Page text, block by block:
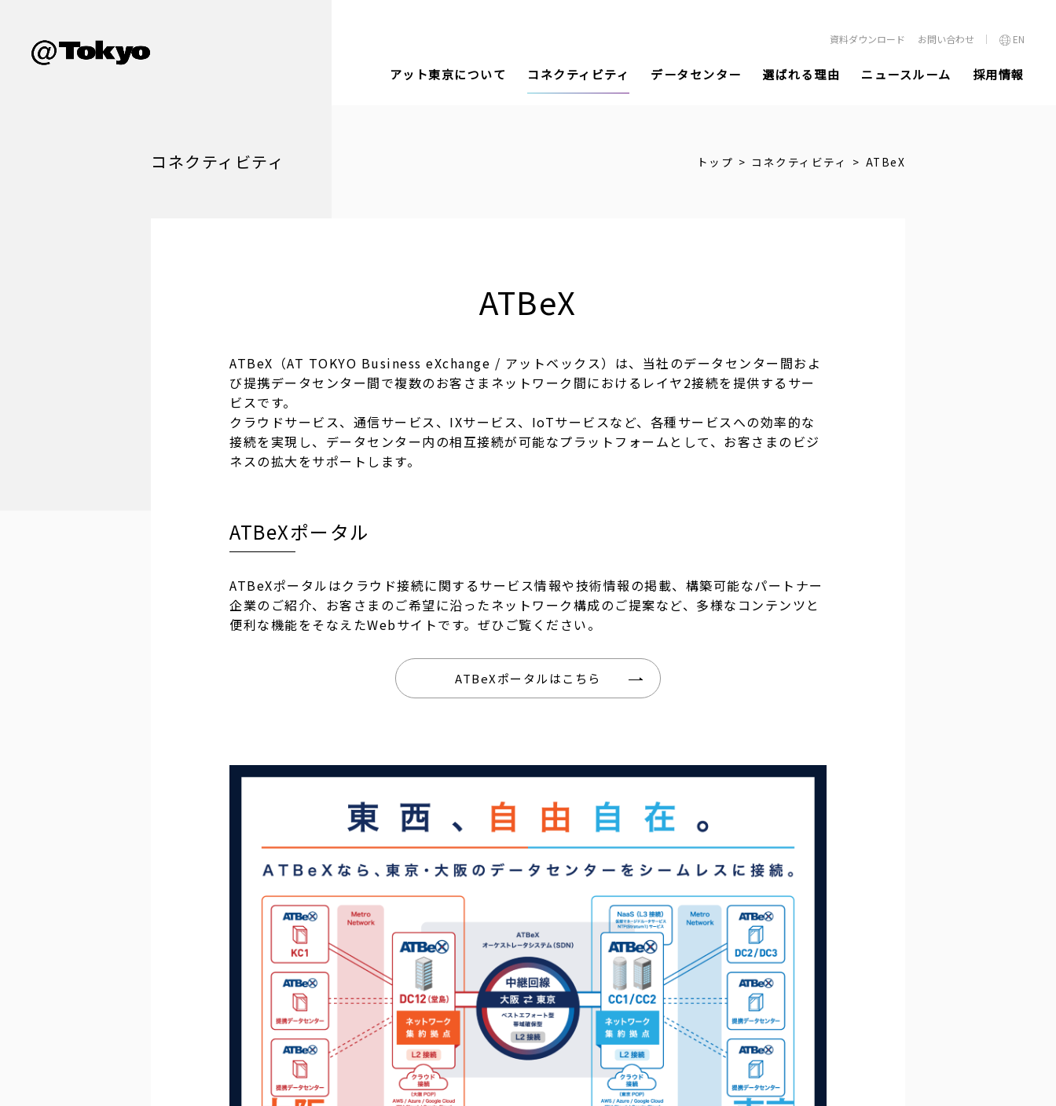
資料ダウンロード お問い合わせ EN
アット東京について コネクティビティ データセンター 選ばれる理由 ニュースルーム 採用情報
コネクティビティ トップ コネクティビティ ATBeX
ATBeX
ATBeX（AT TOKYO Business eXchange / アットベックス）は、当社のデータセンター間およ
び提携データセンター間で複数のお客さまネットワーク間におけるレイヤ2接続を提供するサー
ビスです。
クラウドサービス、通信サービス、IXサービス、IoTサービスなど、各種サービスへの効率的な
接続を実現し、データセンター内の相互接続が可能なプラットフォームとして、お客さまのビジ
ネスの拡大をサポートします。
ATBeXポータル
ATBeXポータルはクラウド接続に関するサービス情報や技術情報の掲載、構築可能なパートナー
企業のご紹介、お客さまのご希望に沿ったネットワーク構成のご提案など、多様なコンテンツと
便利な機能をそなえたWebサイトです。ぜひご覧ください。
ATBeXポータルはこちら